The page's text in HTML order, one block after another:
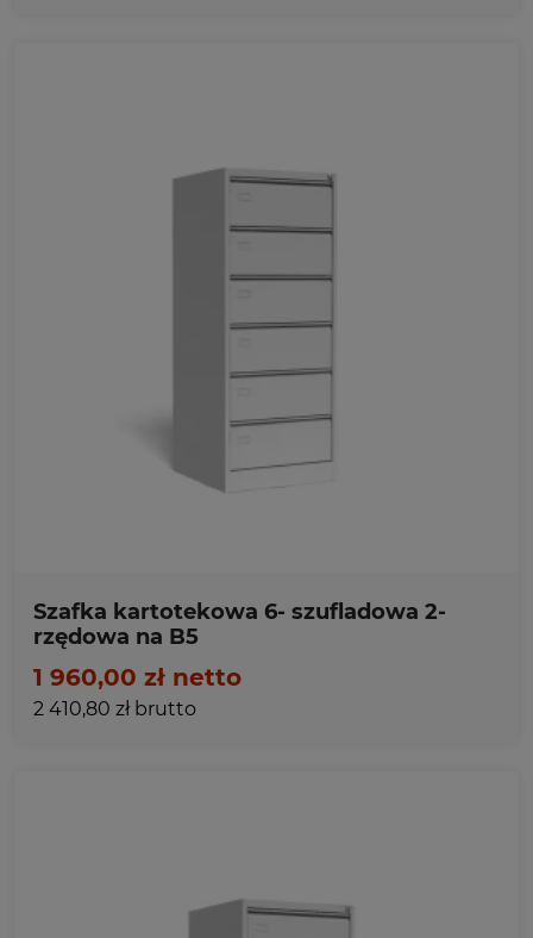
Szafka kartotekowa 6- szufladowa 2-
rzędowa na B5
1 960,00 zł netto
2 410,80 zł brutto